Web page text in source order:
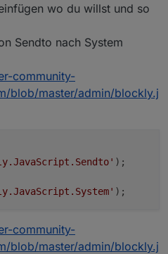
wo du willst und so
Sendto nach System
community-
blob/master/admin/blockly.j
);
);
community-
blob/master/admin/blockly.j